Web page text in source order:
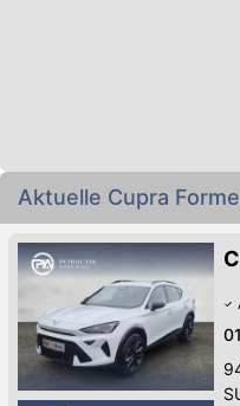
Aktuelle Cupra